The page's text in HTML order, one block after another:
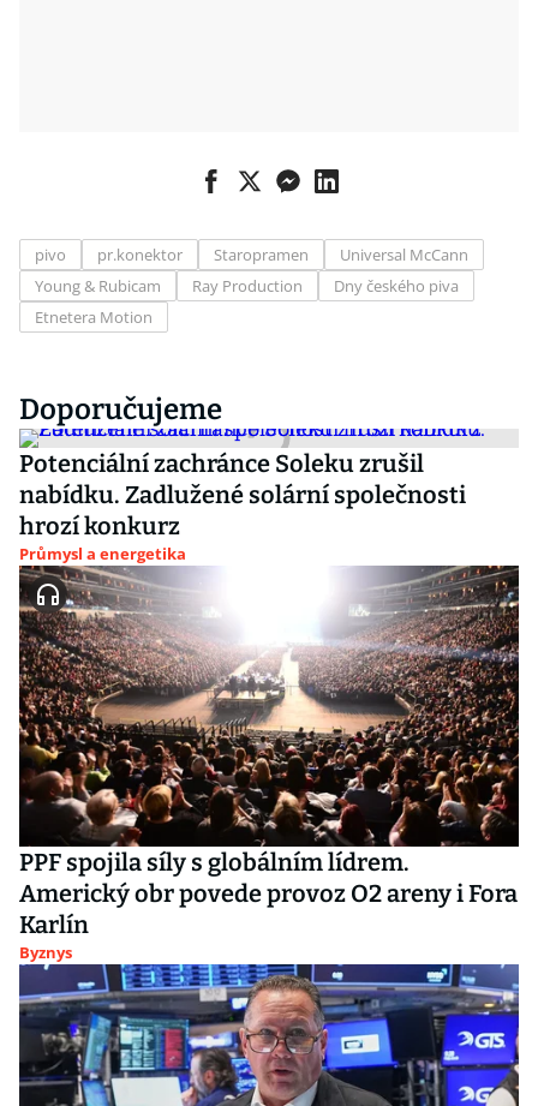
pivo pr.konektor Staropramen
Universal McCann
Young & Rubicam
Ray Production
Dny českého piva
Etnetera Motion
Doporučujeme
Potenciální zachránce Soleku zrušil
nabídku. Zadlužené solární společnosti
hrozí konkurz
Průmysl a energetika
PPF spojila síly s globálním lídrem.
Americký obr povede provoz O2 areny i Fora
Karlín
Byznys